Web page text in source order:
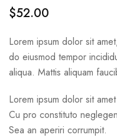
de 5, com
avaliações
de
clientes
$52.00
Lorem ipsum dolor sit
do eiusmod tempor
aliqua. Mattis aliquam
Lorem ipsum dolor sit amet
Cu pro constituto
Sea an aperiri corrumpit.